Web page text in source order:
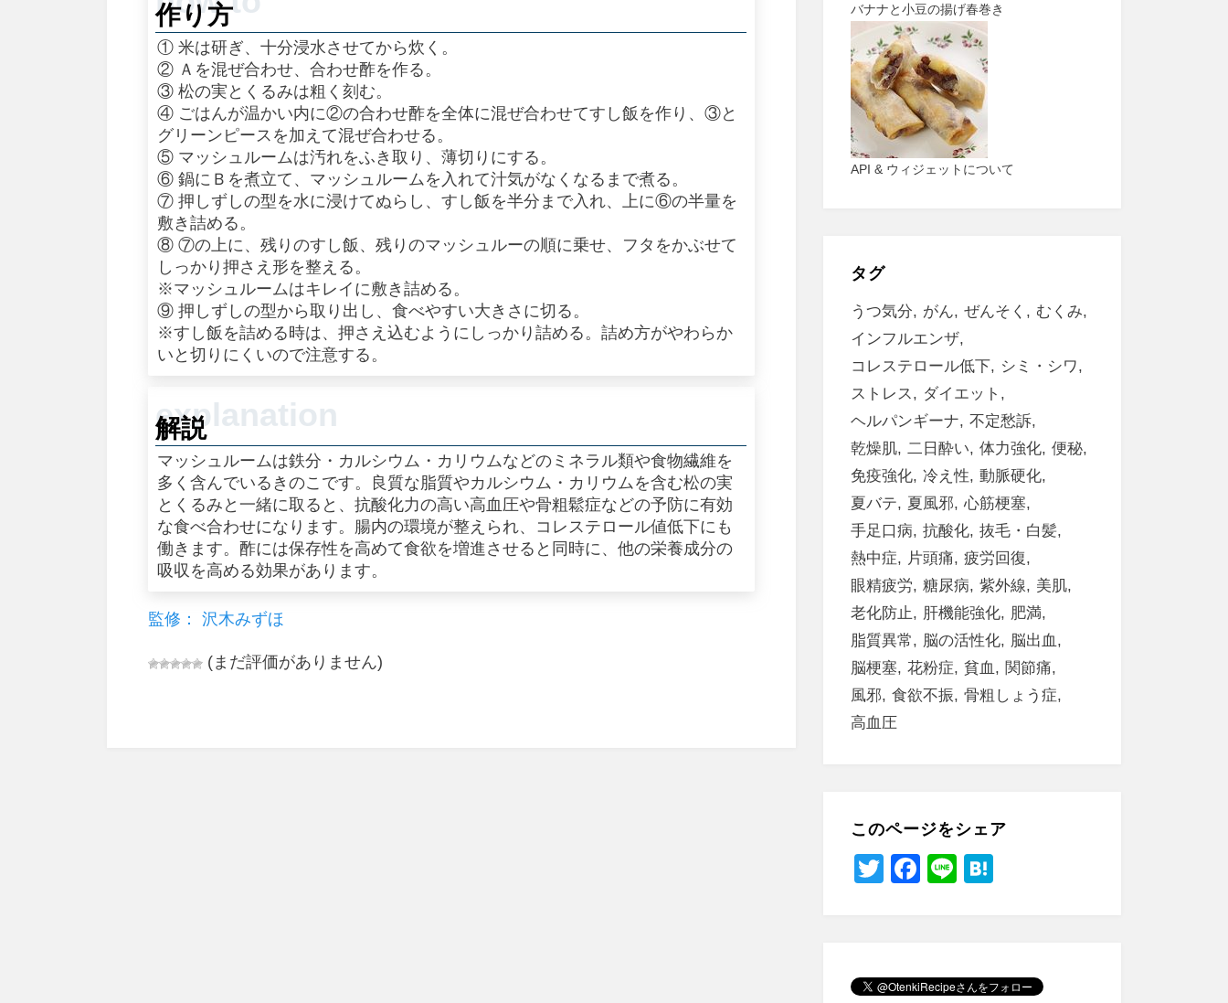
作り方
① 米は研ぎ、十分浸水させてから炊く。
② Ａを混ぜ合わせ、合わせ酢を作る。
③ 松の実とくるみは粗く刻む。
④ ごはんが温かい内に②の合わせ酢を全体に混ぜ合わせてすし飯を作り、③と
グリーンピースを加えて混ぜ合わせる。
⑤ マッシュルームは汚れをふき取り、薄切りにする。
⑥ 鍋にＢを煮立て、マッシュルームを入れて汁気がなくなるまで煮る。
⑦ 押しずしの型を水に浸けてぬらし、すし飯を半分まで入れ、上に⑥の半量を
敷き詰める。
⑧ ⑦の上に、残りのすし飯、残りのマッシュルーの順に乗せ、フタをかぶせて
しっかり押さえ形を整える。
※マッシュルームはキレイに敷き詰める。
⑨ 押しずしの型から取り出し、食べやすい大きさに切る。
※すし飯を詰める時は、押さえ込むようにしっかり詰める。詰め方がやわらか
いと切りにくいので注意する。
解説
マッシュルームは鉄分・カルシウム・カリウムなどのミネラル類や食物繊維を
多く含んでいるきのこです。良質な脂質やカルシウム・カリウムを含む松の実
とくるみと一緒に取ると、抗酸化力の高い高血圧や骨粗鬆症などの予防に有効
な食べ合わせになります。腸内の環境が整えられ、コレステロール値低下にも
働きます。酢には保存性を高めて食欲を増進させると同時に、他の栄養成分の
吸収を高める効果があります。
監修： 沢木みずほ
(まだ評価がありません)
バナナと小豆の揚げ春巻き
API & ウィジェットについて
タグ
うつ気分 がん ぜんそく
むくみ
インフルエンザ
コレステロール低下
シミ・シワ
ストレス
ダイエット
ヘルパンギーナ
不定愁訴
乾燥肌 二日酔い 体力強化 便秘
免疫強化 冷え性
動脈硬化
夏バテ
夏風邪
心筋梗塞
手足口病
抗酸化 抜毛・白髪
熱中症
片頭痛
疲労回復
眼精疲労
糖尿病 紫外線
美肌
老化防止
肝機能強化
肥満
脂質異常
脳の活性化
脳出血
脳梗塞
花粉症 貧血
関節痛
風邪
食欲不振
骨粗しょう症
高血圧
このページをシェア
T
F
b
Li
a